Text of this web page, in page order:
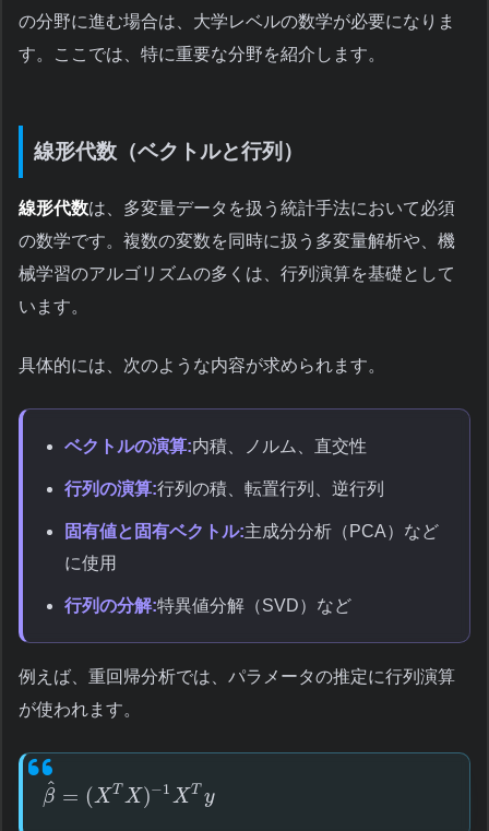
の分野に進む場合は、大学レベルの数学が必要になりま
す。ここでは、特に重要な分野を紹介します。
線形代数（ベクトルと行列）
線形代数は、多変量データを扱う統計手法において必須
の数学です。複数の変数を同時に扱う多変量解析や、機
械学習のアルゴリズムの多くは、行列演算を基礎として
います。
具体的には、次のような内容が求められます。
ベクトルの演算:内積、ノルム、直交性
行列の演算:行列の積、転置行列、逆行列
固有値と固有ベクトル:主成分分析（PCA）など
に使用
行列の分解:特異値分解（SVD）など
例えば、重回帰分析では、パラメータの推定に行列演算
が使われます。
β
^ = (X T X )−1 X T y